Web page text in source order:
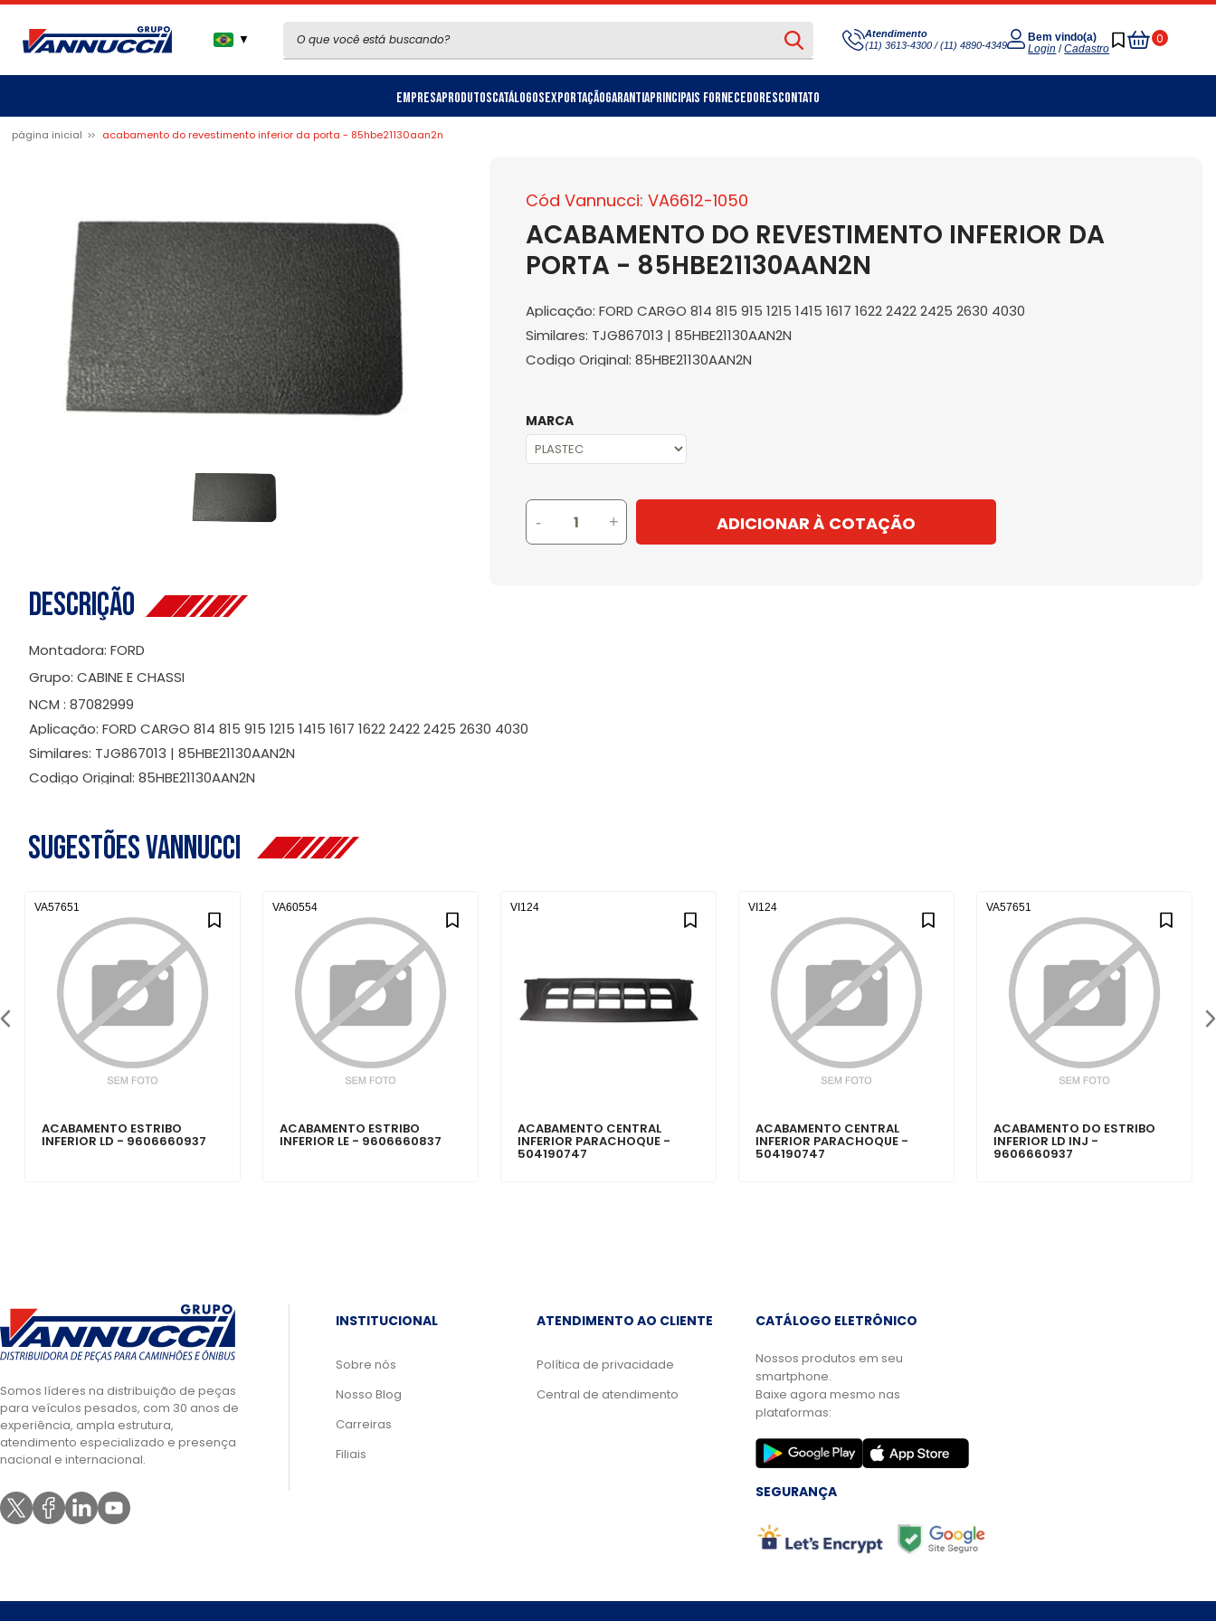
▼
Atendimento
(11) 3613-4300 / (11) 4890-4349
Bem vindo(a)
Login /Cadastro
0
Meu
Carrinho
EmpresaProdutosCatálogosExportaçãoGarantiaPrincipais FornecedoresContato
página inicial acabamento do revestimento inferior da porta - 85hbe21130aan2n
Cód Vannucci: VA6612-1050
ACABAMENTO DO REVESTIMENTO INFERIOR DA
PORTA - 85HBE21130AAN2N
Aplicação: FORD CARGO 814 815 915 1215 1415 1617 1622 2422 2425 2630 4030
Similares: TJG867013 | 85HBE21130AAN2N
Codigo Original: 85HBE21130AAN2N
MARCA
- + ADICIONAR À COTAÇÃO
Descrição
Montadora: FORD
Grupo: CABINE E CHASSI
NCM : 87082999
Aplicação: FORD CARGO 814 815 915 1215 1415 1617 1622 2422 2425 2630 4030
Similares: TJG867013 | 85HBE21130AAN2N
Codigo Original: 85HBE21130AAN2N
Sugestões Vannucci
ACABAMENTO ESTRIBO
INFERIOR LD - 9606660937
VA57651
ACABAMENTO ESTRIBO
INFERIOR LE - 9606660837
VA60554
ACABAMENTO CENTRAL
INFERIOR PARACHOQUE -
504190747
VI124
ACABAMENTO CENTRAL
INFERIOR PARACHOQUE -
504190747
VI124
ACABAMENTO DO ESTRIBO
INFERIOR LD INJ -
9606660937
VA57651
Somos líderes na distribuição de peças
para veículos pesados, com 30 anos de
experiência, ampla estrutura,
atendimento especializado e presença
nacional e internacional.
INSTITUCIONAL
Sobre nós
Nosso Blog
Carreiras
Filiais
ATENDIMENTO AO CLIENTE
Política de privacidade
Central de atendimento
CATÁLOGO ELETRÔNICO
Nossos produtos em seu
smartphone.
Baixe agora mesmo nas
plataformas:
SEGURANÇA